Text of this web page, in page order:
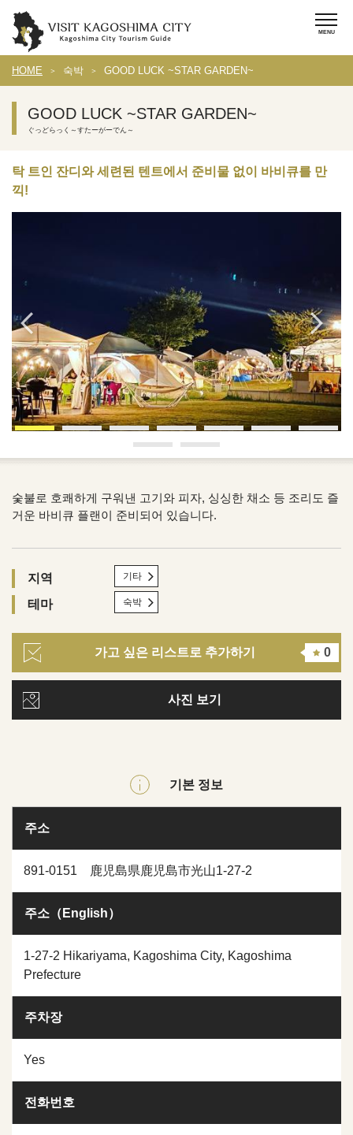
HOME 숙박 GOOD LUCK ~STAR GARDEN~
GOOD LUCK ~STAR GARDEN~
ぐっどらっく～すたーがーでん～
탁 트인 잔디와 세련된 텐트에서 준비물 없이 바비큐를 만
끽!
숯불로 호쾌하게 구워낸 고기와 피자, 싱싱한 채소 등 조리도 즐
거운 바비큐 플랜이 준비되어 있습니다.
지역 기타
테마 숙박
가고 싶은 리스트로 추가하기 0
사진 보기
기본 정보
주소
891-0151 鹿児島県鹿児島市光山1-27-2
주소（English）
1-27-2 Hikariyama, Kagoshima City, Kagoshima
Prefecture
주차장
Yes
전화번호